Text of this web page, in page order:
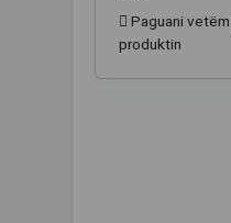
Paguani
produktin